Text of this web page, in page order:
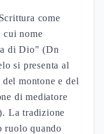
come
cui nome
di Dio" (Dn
si presenta al
montone e del
di mediatore
La tradizione
ruolo quando